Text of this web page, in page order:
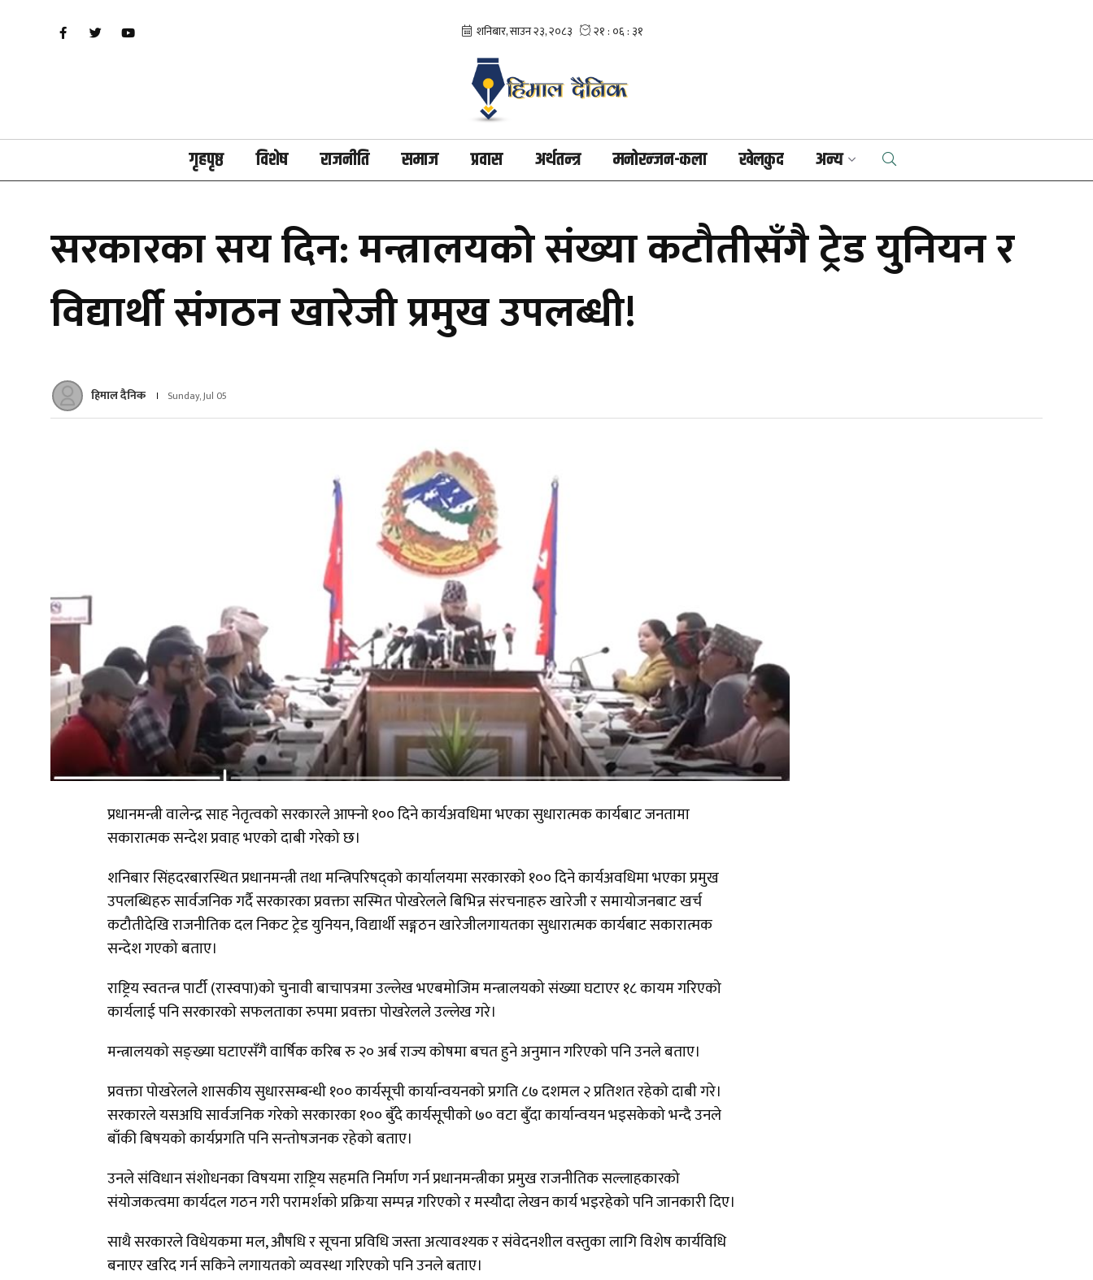
गृहपृष्ठ विशेष राजनीति समाज प्रवास अर्थतन्त्र मनोरन्जन-कला खेलकुद अन्य
सरकारका सय दिन: मन्त्रालयको संख्या कटौतीसँगै ट्रेड युनियन र
विद्यार्थी संगठन खारेजी प्रमुख उपलब्धी!
हिमाल दैनिक Sunday, Jul 05
प्रधानमन्त्री वालेन्द्र साह नेतृत्वको सरकारले आफ्नो १०० दिने कार्यअवधिमा भएका सुधारात्मक कार्यबाट जनतामा
सकारात्मक सन्देश प्रवाह भएको दाबी गरेको छ।
शनिबार सिंहदरबारस्थित प्रधानमन्त्री तथा मन्त्रिपरिषद्को कार्यालयमा सरकारको १०० दिने कार्यअवधिमा भएका प्रमुख
उपलब्धिहरु सार्वजनिक गर्दै सरकारका प्रवक्ता सस्मित पोखरेलले बिभिन्न संरचनाहरु खारेजी र समायोजनबाट खर्च
कटौतीदेखि राजनीतिक दल निकट ट्रेड युनियन, विद्यार्थी सङ्गठन खारेजीलगायतका सुधारात्मक कार्यबाट सकारात्मक
सन्देश गएको बताए।
राष्ट्रिय स्वतन्त्र पार्टी (रास्वपा)को चुनावी बाचापत्रमा उल्लेख भएबमोजिम मन्त्रालयको संख्या घटाएर १८ कायम गरिएको
कार्यलाई पनि सरकारको सफलताका रुपमा प्रवक्ता पोखरेलले उल्लेख गरे।
मन्त्रालयको सङ्ख्या घटाएसँगै वार्षिक करिब रु २० अर्ब राज्य कोषमा बचत हुने अनुमान गरिएको पनि उनले बताए।
प्रवक्ता पोखरेलले शासकीय सुधारसम्बन्धी १०० कार्यसूची कार्यान्वयनको प्रगति ८७ दशमल २ प्रतिशत रहेको दाबी गरे।
सरकारले यसअघि सार्वजनिक गरेको सरकारका १०० बुँदे कार्यसूचीको ७० वटा बुँदा कार्यान्वयन भइसकेको भन्दै उनले
बाँकी बिषयको कार्यप्रगति पनि सन्तोषजनक रहेको बताए।
उनले संविधान संशोधनका विषयमा राष्ट्रिय सहमति निर्माण गर्न प्रधानमन्त्रीका प्रमुख राजनीतिक सल्लाहकारको
संयोजकत्वमा कार्यदल गठन गरी परामर्शको प्रक्रिया सम्पन्न गरिएको र मस्यौदा लेखन कार्य भइरहेको पनि जानकारी दिए।
साथै सरकारले विधेयकमा मल, औषधि र सूचना प्रविधि जस्ता अत्यावश्यक र संवेदनशील वस्तुका लागि विशेष कार्यविधि
बनाएर खरिद गर्न सकिने लगायतको व्यवस्था गरिएको पनि उनले बताए।